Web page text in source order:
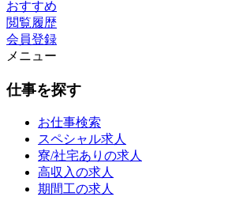
おすすめ
閲覧履歴
会員登録
メニュー
仕事を探す
お仕事検索
スペシャル求人
寮/社宅ありの求人
高収入の求人
期間工の求人